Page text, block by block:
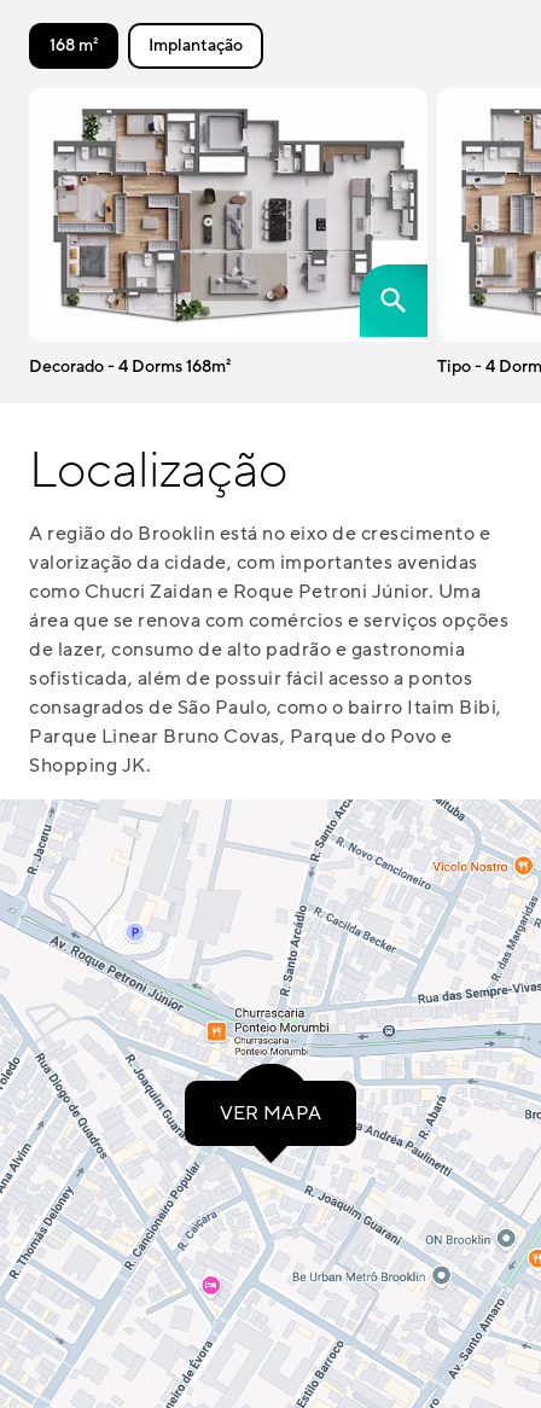
Selecione o estado onde
você quer navegar:
RJ MG
168 m² Implantação
Decorado - 4 Dorms 168m² Tipo - 4
Localização
A região do Brooklin está no eixo de crescimento e
valorização da cidade, com importantes avenidas
como Chucri Zaidan e Roque Petroni Júnior. Uma
área que se renova com comércios e serviços opções
de lazer, consumo de alto padrão e gastronomia
sofisticada, além de possuir fácil acesso a pontos
consagrados de São Paulo, como o bairro Itaim Bibi,
Parque Linear Bruno Covas, Parque do Povo e
Shopping JK.
VER MAPA